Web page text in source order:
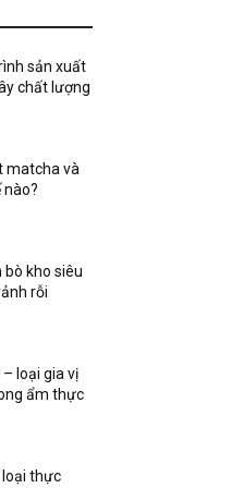
sản xuất
chất lượng
matcha và
nào?
bò kho siêu
rỗi
loại gia vị
ẩm thực
loại thực